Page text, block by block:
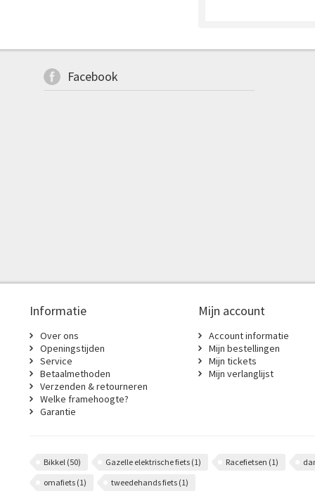
Facebook
Informatie
Over ons
Openingstijden
Service
Betaalmethoden
Verzenden & retourneren
Welke framehoogte?
Garantie
Mijn account
Account informatie
Mijn bestellingen
Mijn tickets
Mijn verlanglijst
Bikkel (50) Gazelle elektrische fiets (1) Racefietsen (1)
omafiets (1) tweedehands fiets (1)